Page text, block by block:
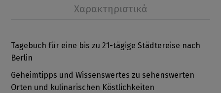
Χαρακτηριστικά
Tagebuch für eine bis zu 21-tägige Städtereise nach
Berlin
Geheimtipps und Wissenswertes zu sehenswerten
Orten und kulinarischen Köstlichkeiten